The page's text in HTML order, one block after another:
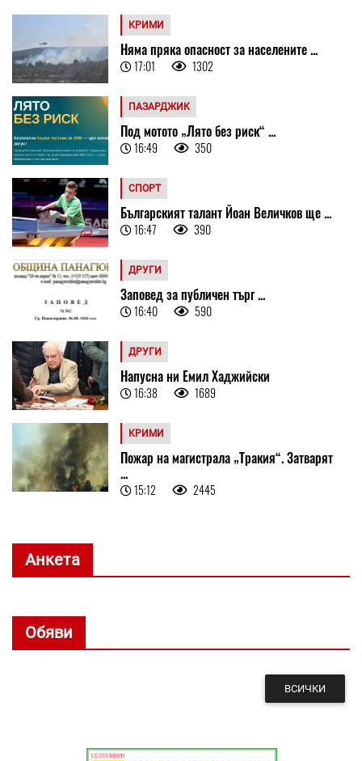
КРИМИ
Няма пряка опасност за населените ...
17:01 1302
ПАЗАРДЖИК
Под мотото „Лято без риск“ ...
16:49 350
СПОРТ
Българският талант Йоан Величков ще ...
16:47 390
ДРУГИ
Заповед за публичен търг ...
16:40 590
ДРУГИ
Напусна ни Емил Хаджийски
16:38 1689
КРИМИ
Пожар на магистрала „Тракия“. Затварят
...
15:12 2445
Анкета
Обяви
ВСИЧКИ